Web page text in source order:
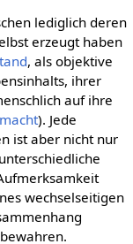
lediglich deren
erzeugt haben
, als objektive
ihrer
auf ihre
). Jede
ist aber nicht nur
wechselseitigen